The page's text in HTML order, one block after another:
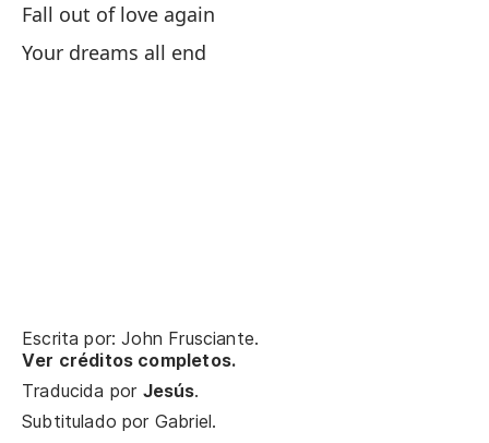
Fall out of love again
Your dreams all end
Escrita por: John Frusciante.
Ver créditos completos.
Traducida por Jesús.
Subtitulado por Gabriel.